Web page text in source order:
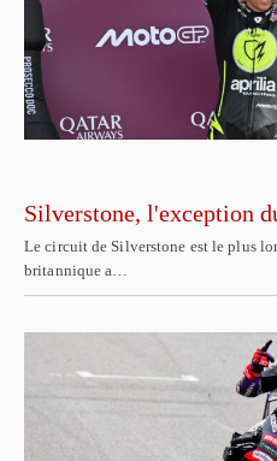
Silverstone, l'exception
Le circuit de Silverstone est le plus
britannique a…